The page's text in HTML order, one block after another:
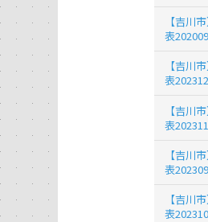
【吉川
表202009
【吉川
表202312
【吉川
表202311
【吉川
表202309
【吉川
表202310